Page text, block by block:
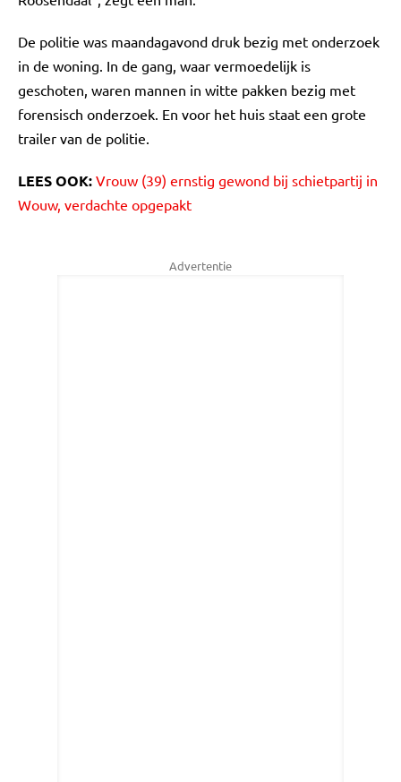
De politie was maandagavond druk bezig met onderzoek
in de woning. In de gang, waar vermoedelijk is
geschoten, waren mannen in witte pakken bezig met
forensisch onderzoek. En voor het huis staat een grote
trailer van de politie.
LEES OOK: Vrouw (39) ernstig gewond bij schietpartij in
Wouw, verdachte opgepakt
Advertentie